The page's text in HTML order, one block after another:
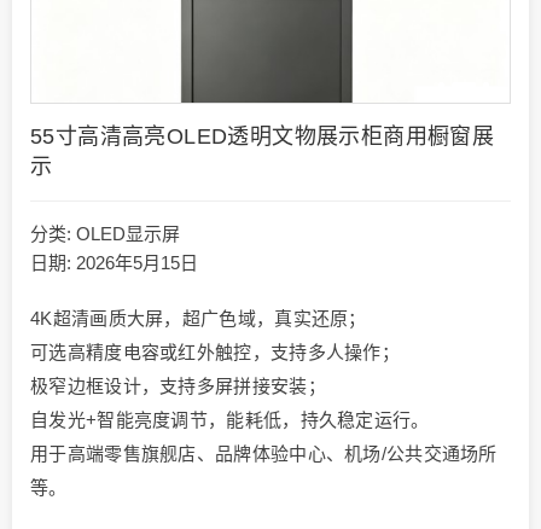
55寸高清高亮OLED透明文物展示柜商用橱窗展
示
分类: OLED显示屏
日期: 2026年5月15日
4K超清画质大屏，超广色域，真实还原；
可选高精度电容或红外触控，支持多人操作；
极窄边框设计，支持多屏拼接安装；
自发光+智能亮度调节，能耗低，持久稳定运行。
用于高端零售旗舰店、品牌体验中心、机场/公共交通场所
等。